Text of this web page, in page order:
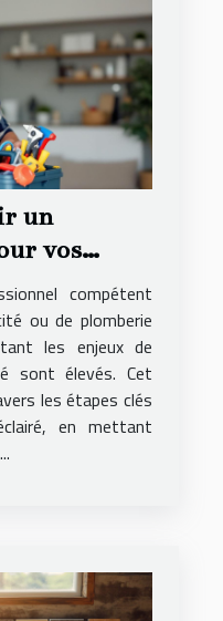
un
vos
et de
compétent
ou de plomberie
les enjeux de
sont élevés. Cet
les étapes clés
en mettant